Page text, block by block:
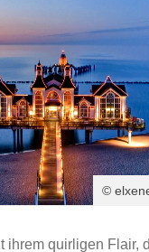
©
ihrem quirligen Flair,